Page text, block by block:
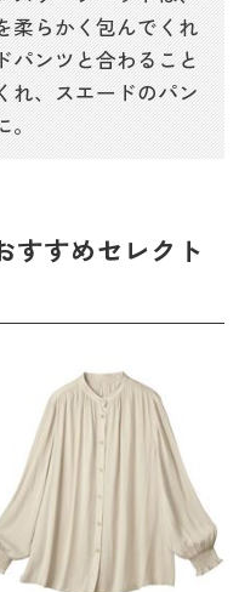
柔らかく包んでくれ
パンツと合わること
れ、スエードのパン
すすめセレクト